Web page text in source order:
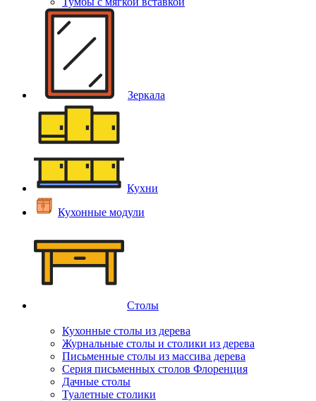
Зеркала
Кухни
Кухонные модули
Столы
Кухонные столы из дерева
Журнальные столы и столики из дерева
Письменные столы из массива дерева
Серия письменных столов Флоренция
Дачные столы
Туалетные столики